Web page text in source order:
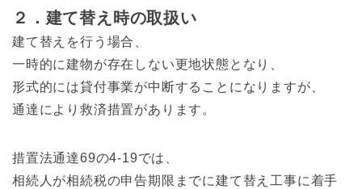
２．建て替え時の取扱い
建て替えを行う場合、
一時的に建物が存在しない更地状態となり、
形式的には貸付事業が中断することになりますが、
通達により救済措置があります。
措置法通達69の4-19では、
相続人が相続税の申告期限までに建て替え工事に着手